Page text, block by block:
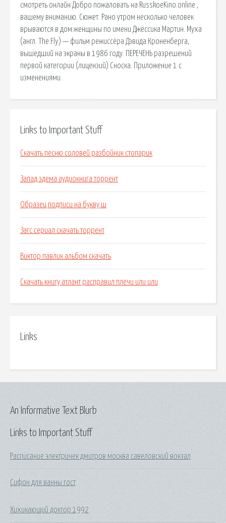
смотреть онлайн Добро пожаловать на RusskoeKino.online ,
вашему вниманию. Сюжет. Рано утром несколько человек
врываются в дом женщины по имени Джессика Мартин. Муха
(англ. The Fly) — фильм режиссёра Дэвида Кроненберга,
вышедший на экраны в 1986 году. ПЕРЕЧЕНЬ разрешений
первой категории (лицензий) Сноска. Приложение 1 с
изменениями.
Links to Important Stuff
Скачать песню соловей разбойник стопарик
Запад эдема аудиокнига торрент
Образец подписи на букву ш
Загс сериал скачать торрент
Виктор павлик альбом скачать
Скачать книгу атлант расправил плечи или или
Links
Links to Important Stuff
Расписание электричек дмитров москва савеловский вокзал
Сифон для ванны гост
Хихикающий доктор 1992
An Informative Text Blurb